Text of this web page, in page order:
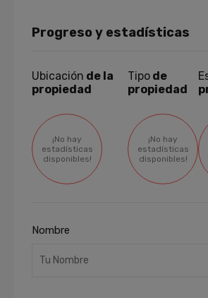
Progreso y estadísticas
Ubicación de la
propiedad
¡No hay
estadísticas
disponibles!
Tipo de
propiedad
¡No hay
estadísticas
disponibles!
Nombre